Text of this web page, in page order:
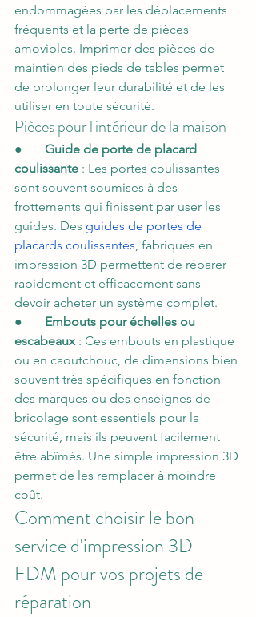
endommagées par les déplacements
fréquents et la perte de pièces
amovibles. Imprimer des pièces de
maintien des pieds de tables permet
de prolonger leur durabilité et de les
utiliser en toute sécurité.
Pièces pour l'intérieur de la maison
● Guide de porte de placard
coulissante : Les portes coulissantes
sont souvent soumises à des
frottements qui finissent par user les
guides. Des guides de portes de
placards coulissantes, fabriqués en
impression 3D permettent de réparer
rapidement et efficacement sans
devoir acheter un système complet.
● Embouts pour échelles ou
escabeaux : Ces embouts en plastique
ou en caoutchouc, de dimensions bien
souvent très spécifiques en fonction
des marques ou des enseignes de
bricolage sont essentiels pour la
sécurité, mais ils peuvent facilement
être abîmés. Une simple impression 3D
permet de les remplacer à moindre
coût.
Comment choisir le bon
service d'impression 3D
FDM pour vos projets de
réparation